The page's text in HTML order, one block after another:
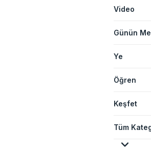
Video
Günün
Ye
Öğren
Keşfet
Tüm